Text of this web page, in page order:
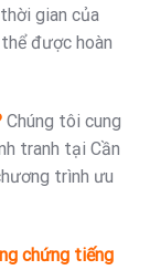
gian của
được hoàn
Chúng tôi cung
tranh tại Cần
trình ưu
chứng tiếng